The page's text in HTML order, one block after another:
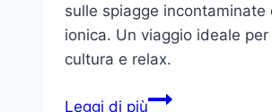
sulle spiagge incontaminate
ionica. Un viaggio ideale
cultura e relax.
Leggi di piùMetaponto: